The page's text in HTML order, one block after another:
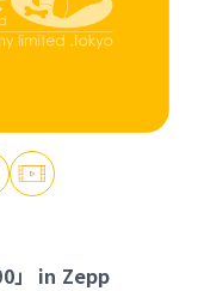
」 in Zepp